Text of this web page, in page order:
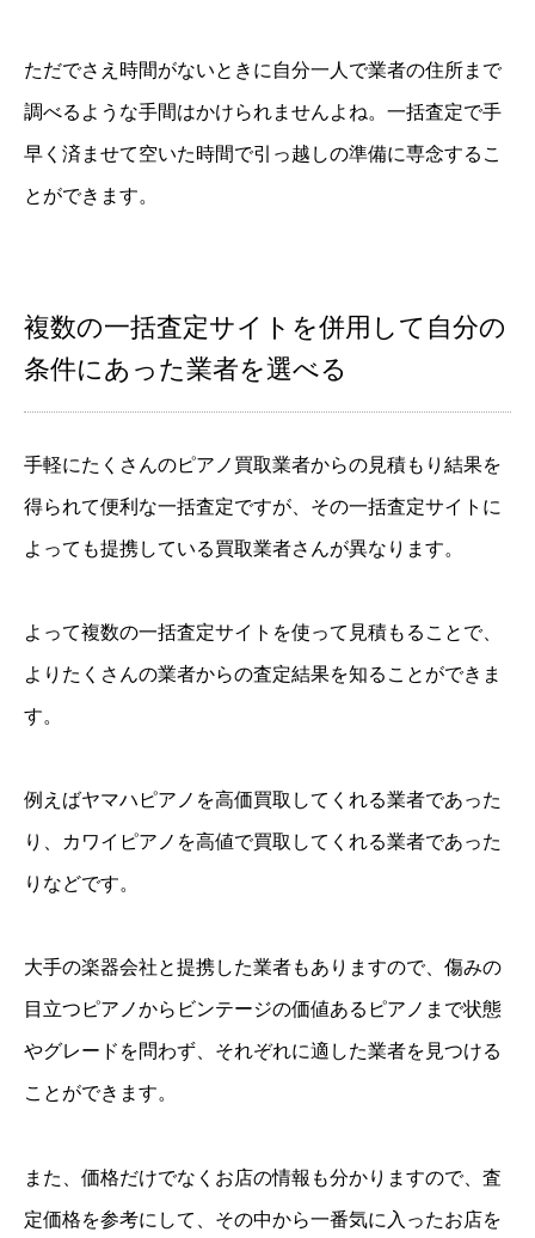
ただでさえ時間がないときに自分一人で業者の住所まで
調べるような手間はかけられませんよね。一括査定で手
早く済ませて空いた時間で引っ越しの準備に専念するこ
とができます。
複数の一括査定サイトを併用して自分の
条件にあった業者を選べる
手軽にたくさんのピアノ買取業者からの見積もり結果を
得られて便利な一括査定ですが、その一括査定サイトに
よっても提携している買取業者さんが異なります。
よって複数の一括査定サイトを使って見積もることで、
よりたくさんの業者からの査定結果を知ることができま
す。
例えばヤマハピアノを高価買取してくれる業者であった
り、カワイピアノを高値で買取してくれる業者であった
りなどです。
大手の楽器会社と提携した業者もありますので、傷みの
目立つピアノからビンテージの価値あるピアノまで状態
やグレードを問わず、それぞれに適した業者を見つける
ことができます。
また、価格だけでなくお店の情報も分かりますので、査
定価格を参考にして、その中から一番気に入ったお店を